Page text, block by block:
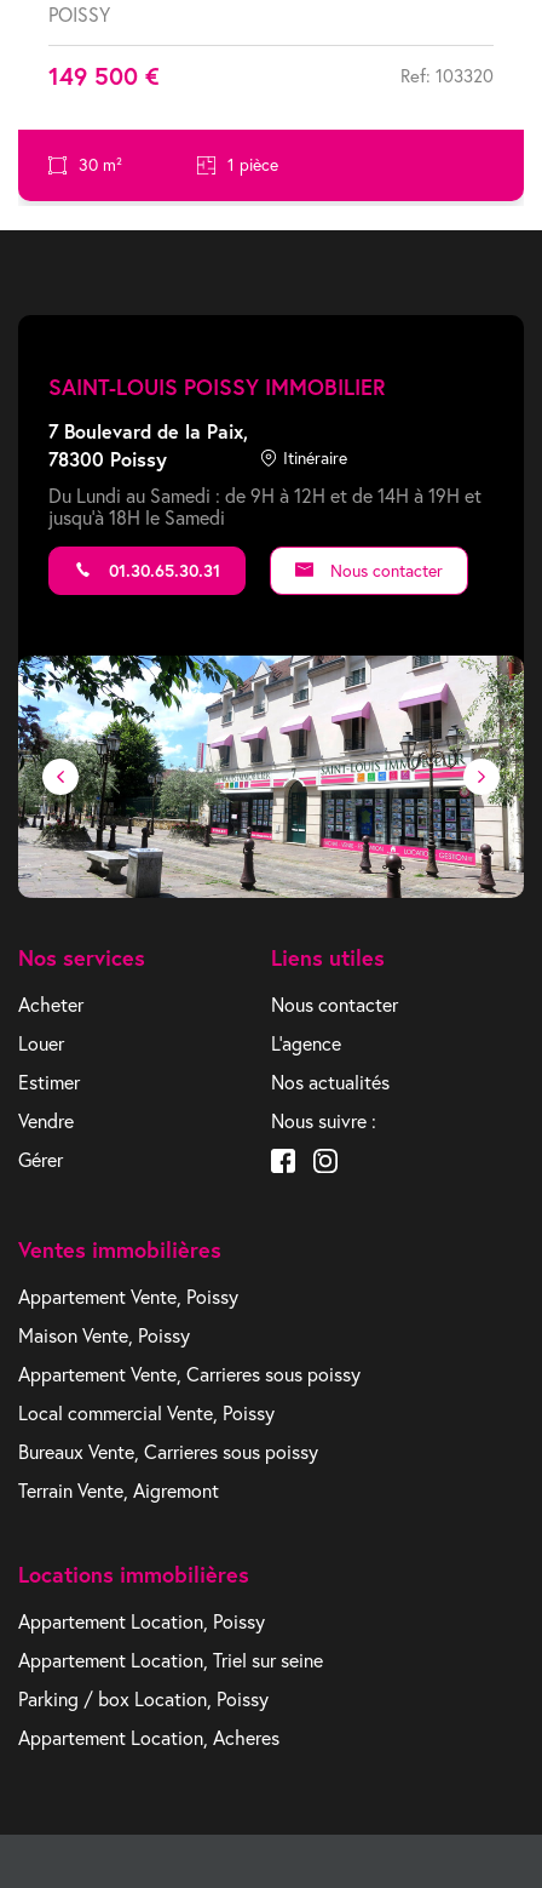
POISSY
149 500 € Ref: 103320
30 m² 1 pièce
SAINT-LOUIS POISSY IMMOBILIER
7 Boulevard de la Paix,
78300 Poissy
Itinéraire
Du Lundi au Samedi : de 9H à 12H et de 14H à 19H et
jusqu'à 18H le Samedi
01.30.65.30.31 Nous contacter
Nos services
Acheter
Louer
Estimer
Vendre
Gérer
Liens utiles
Nous contacter
L'agence
Nos actualités
Nous suivre :
Ventes immobilières
Appartement Vente, Poissy
Maison Vente, Poissy
Appartement Vente, Carrieres sous poissy
Local commercial Vente, Poissy
Bureaux Vente, Carrieres sous poissy
Terrain Vente, Aigremont
Locations immobilières
Appartement Location, Poissy
Appartement Location, Triel sur seine
Parking / box Location, Poissy
Appartement Location, Acheres